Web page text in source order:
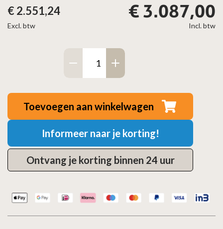
Incl. btw
€ 3.087,00
Excl. btw
€2.551,24
Toevoegen aan winkelwagen
Informeer naar je korting!
Ontvang je korting binnen 24 uur